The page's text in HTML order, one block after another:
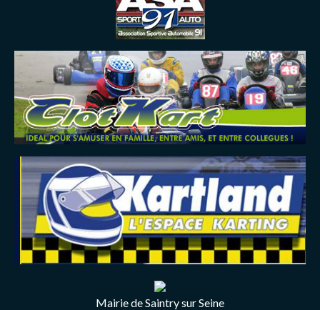
Mairie de Saintry sur Seine